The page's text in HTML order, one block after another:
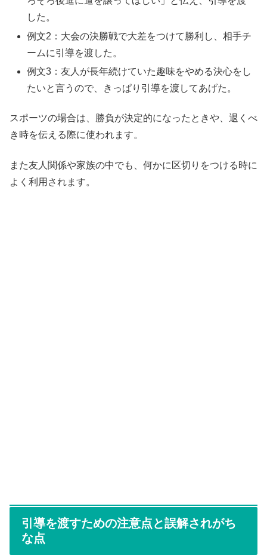
した。
例文2：大会の決勝戦で大差をつけて勝利し、相手チ
ームに引導を渡した。
例文3：友人が長年続けていた趣味をやめる決心をし
たいと言うので、きっぱり引導を渡してあげた。
スポーツの場合は、勝負が決定的になったときや、退くべ
き時を伝える際に使われます。
また友人関係や家族の中でも、何かに区切りをつける時に
よく利用されます。
引導を渡すための注意点と誤解されがち
な点